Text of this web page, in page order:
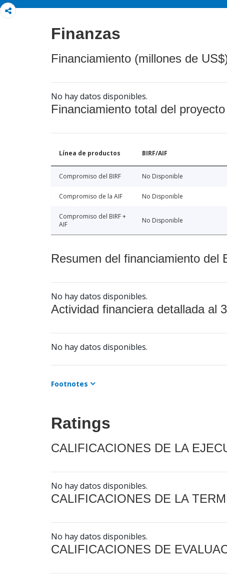
Finanzas
Financiamiento (millones de
No hay datos disponibles.
Financiamiento total del
Línea de productos BIRF/AIF
Compromiso del BIRF No Disponible
Compromiso de la AIF No Disponible
Compromiso del BIRF +
AIF
No Disponible
Resumen del financiamiento del
No hay datos disponibles.
Actividad financiera detallada al
No hay datos disponibles.
Footnotes
Ratings
CALIFICACIONES DE LA
No hay datos disponibles.
CALIFICACIONES DE LA
No hay datos disponibles.
CALIFICACIONES DE